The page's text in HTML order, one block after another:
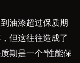
油漆超过保质期
但这往往造成了
期是一个“性能保